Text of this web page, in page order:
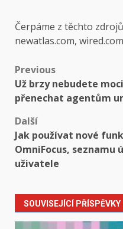
Čerpáme z těchto
newatlas.com,
Post
navigation
Previous
Už brzy nebudete
přenechat agentům
Další
Jak používat nové
OmniFocus, seznamu
uživatele
SOUVISEJÍCÍ PŘÍSPĚVKY